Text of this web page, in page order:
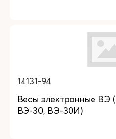
14131-94
Весы электронные ВЭ
ВЭ-30, ВЭ-30И)